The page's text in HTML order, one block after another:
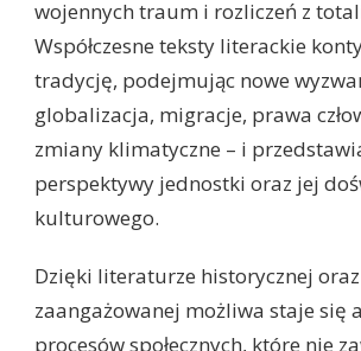
wojennych traum i rozliczeń z
Współczesne teksty literackie
tradycję, podejmując nowe
globalizacja, migracje, prawa
zmiany klimatyczne – i
perspektywy jednostki oraz jej
kulturowego.
Dzięki literaturze historycznej
zaangażowanej możliwa staje się
procesów społecznych, które nie